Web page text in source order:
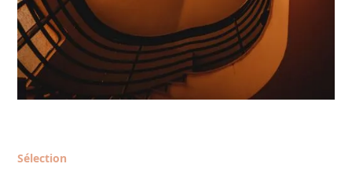
Sélection